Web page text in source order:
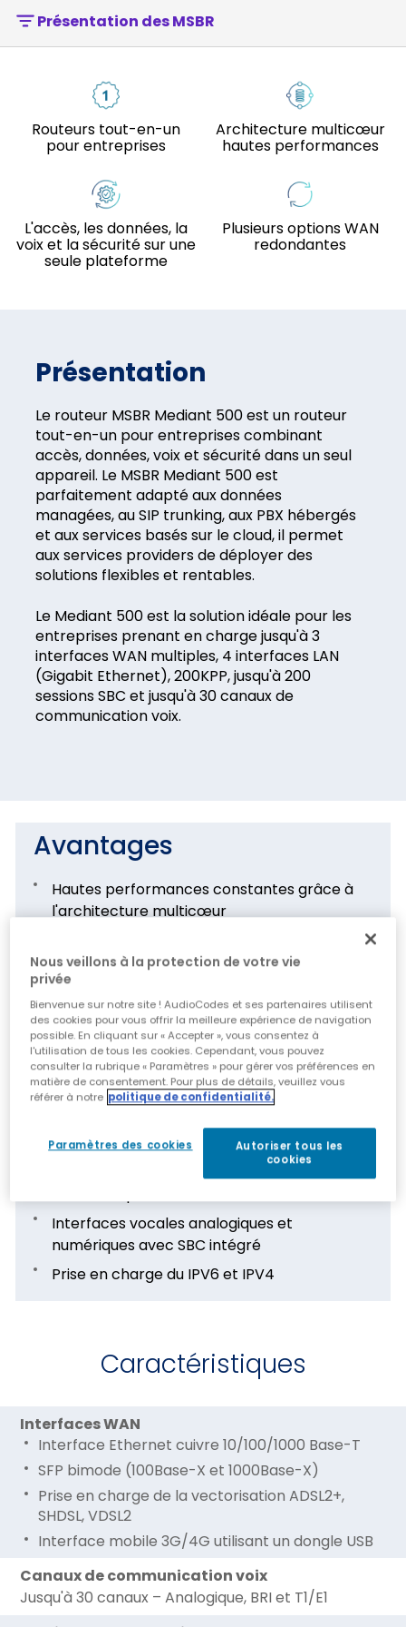
Présentation des MSBR
Routeurs tout-en-un
pour entreprises
Architecture multicœur
hautes performances
L'accès, les données, la
voix et la sécurité sur une
seule plateforme
Plusieurs options WAN
redondantes
Présentation
Le routeur MSBR Mediant 500 est un routeur
tout-en-un pour entreprises combinant
accès, données, voix et sécurité dans un seul
appareil. Le MSBR Mediant 500 est
parfaitement adapté aux données
managées, au SIP trunking, aux PBX hébergés
et aux services basés sur le cloud, il permet
aux services providers de déployer des
solutions flexibles et rentables.
Le Mediant 500 est la solution idéale pour les
entreprises prenant en charge jusqu'à 3
interfaces WAN multiples, 4 interfaces LAN
(Gigabit Ethernet), 200KPP, jusqu'à 200
sessions SBC et jusqu'à 30 canaux de
communication voix.
Avantages
Hautes performances constantes grâce à
l'architecture multicœur
Idéal pour les données managées, le cloud, le
SIP trunking et les services PBX hébergés
Capacité de survivabilité et résilience des
services de données et de téléphonie en cas
de défaillance du WAN
Fonctionnalités
Interface LAN et Wi-Fi avec routage,
commutation et pare-feu puissants
Interfaces vocales analogiques et
numériques avec SBC intégré
Prise en charge du IPV6 et IPV4
Caractéristiques
Interfaces WAN
Interface Ethernet cuivre 10/100/1000 Base-T
SFP bimode (100Base-X et 1000Base-X)
Prise en charge de la vectorisation ADSL2+,
SHDSL, VDSL2
Interface mobile 3G/4G utilisant un dongle USB
Canaux de communication voix
Jusqu'à 30 canaux – Analogique, BRI et T1/E1
Nous veillons à la protection de votre vie
privée
Bienvenue sur notre site ! AudioCodes et ses partenaires utilisent
des cookies pour vous offrir la meilleure expérience de navigation
possible. En cliquant sur « Accepter », vous consentez à
l'utilisation de tous les cookies. Cependant, vous pouvez
consulter la rubrique « Paramètres » pour gérer vos préférences en
matière de consentement. Pour plus de détails, veuillez vous
référer à notre politique de confidentialité.
Paramètres des cookies
Autoriser tous les
cookies